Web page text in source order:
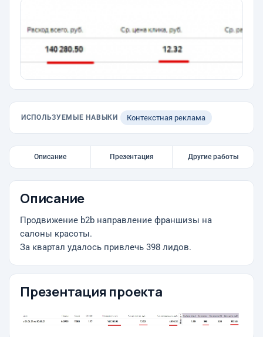
ИСПОЛЬЗУЕМЫЕ НАВЫКИ Контекстная реклама
Описание Презентация Другие работы
Описание
Продвижение b2b направление франшизы на
салоны красоты.
За квартал удалось привлечь 398 лидов.
Презентация проекта